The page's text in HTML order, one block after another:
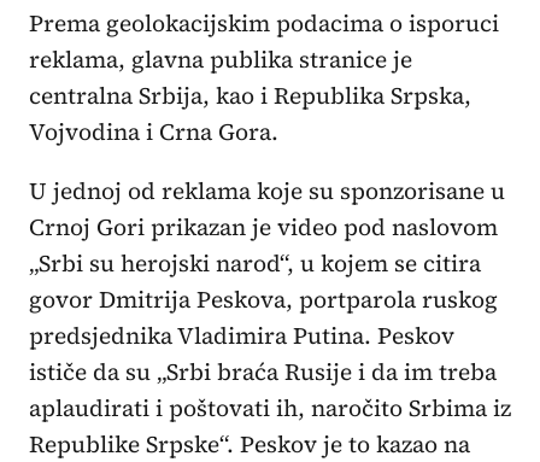
Prema geolokacijskim podacima o isporuci
reklama, glavna publika stranice je
centralna Srbija, kao i Republika Srpska,
Vojvodina i Crna Gora.
U jednoj od reklama koje su sponzorisane u
Crnoj Gori prikazan je video pod naslovom
„Srbi su herojski narod“, u kojem se citira
govor Dmitrija Peskova, portparola ruskog
predsjednika Vladimira Putina. Peskov
ističe da su „Srbi braća Rusije i da im treba
aplaudirati i poštovati ih, naročito Srbima iz
Republike Srpske“. Peskov je to kazao na